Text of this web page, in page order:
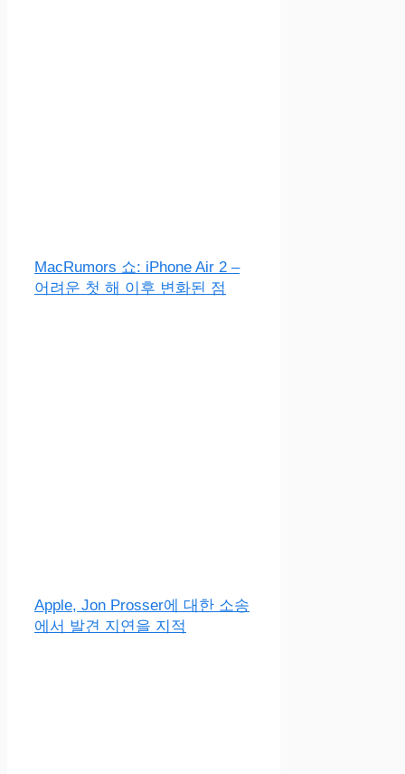
MacRumors 쇼: iPhone Air 2 –
어려운 첫 해 이후 변화된 점
Apple, Jon Prosser에 대한 소송
에서 발견 지연을 지적